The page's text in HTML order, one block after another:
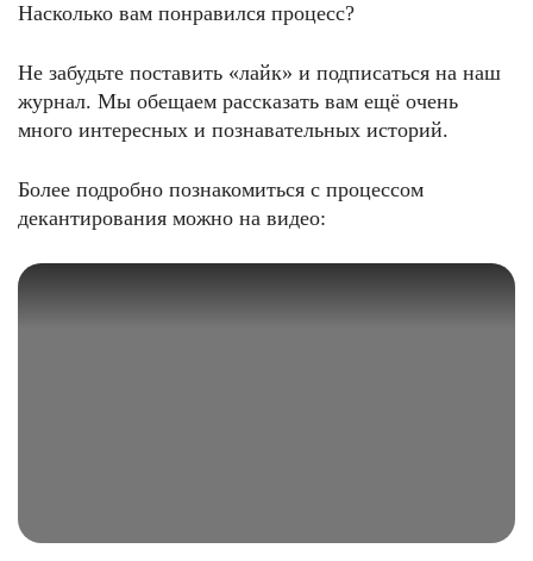
Насколько вам понравился процесс?
Не забудьте поставить «лайк» и подписаться на наш
журнал. Мы обещаем рассказать вам ещё очень
много интересных и познавательных историй.
Более подробно познакомиться с процессом
декантирования можно на видео: